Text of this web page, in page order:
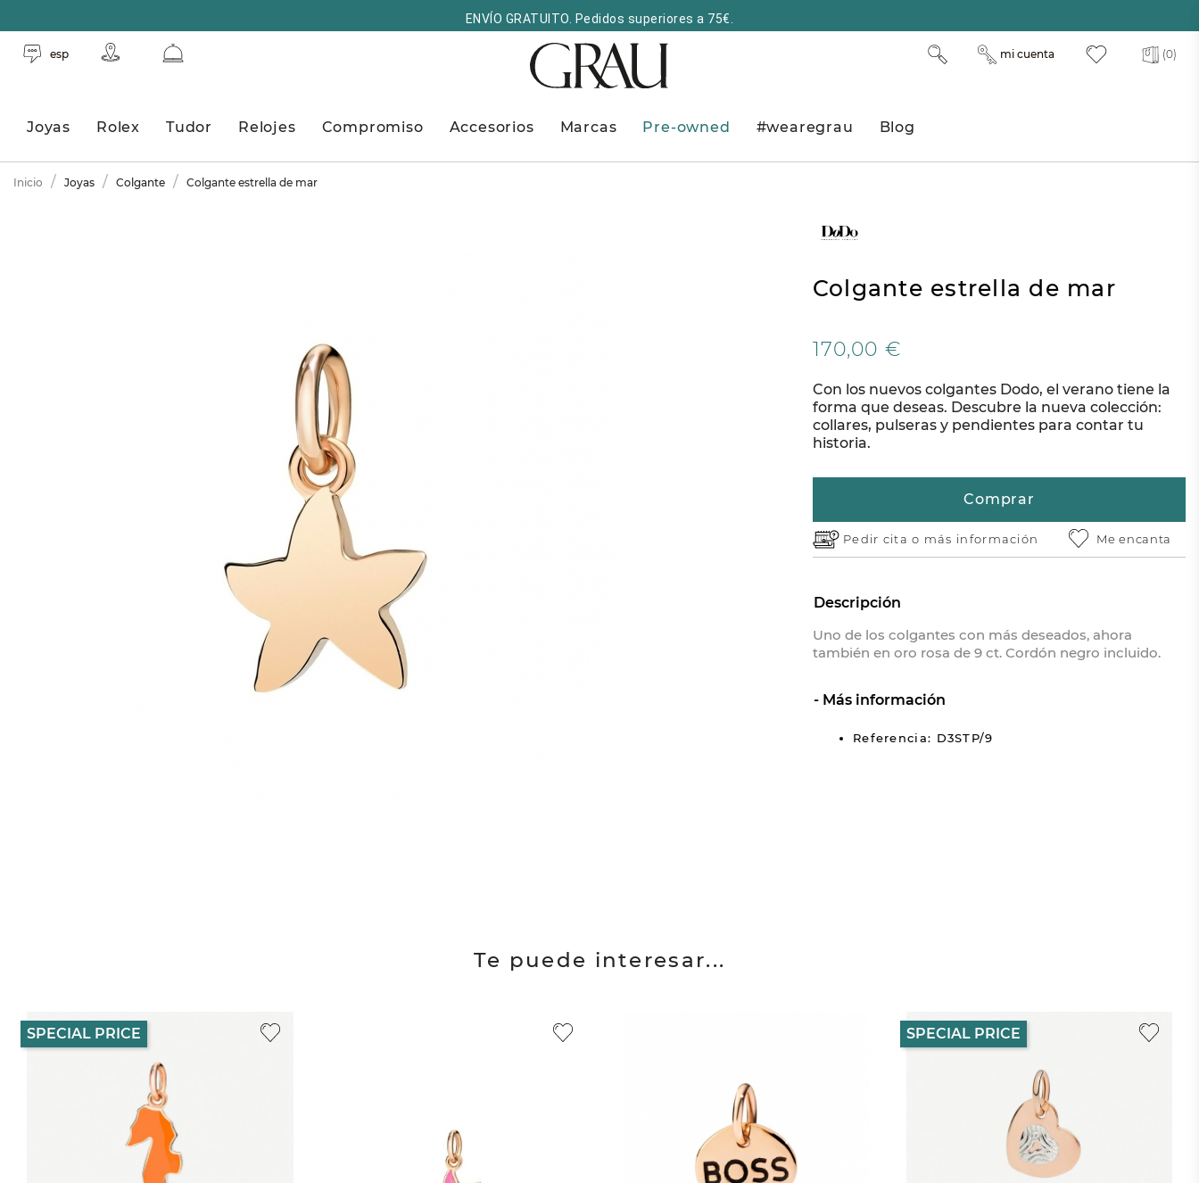
ENVÍO GRATUITO. Pedidos superiores a 75€.
esp (0)
mi cuenta
Joyas Rolex Tudor Relojes Compromiso Accesorios Marcas Pre-owned #wearegrau Blog
Inicio Joyas Colgante Colgante estrella de mar
Colgante estrella de mar
170,00 €
Con los nuevos colgantes Dodo, el verano tiene la
forma que deseas. Descubre la nueva colección:
collares, pulseras y pendientes para contar tu
historia.
Comprar
Pedir cita o más información Me encanta
Descripción
Uno de los colgantes con más deseados, ahora
también en oro rosa de 9 ct. Cordón negro incluido.
Más información
Referencia: D3STP/9
Te puede interesar...
SPECIAL PRICE SPECIAL PRICE